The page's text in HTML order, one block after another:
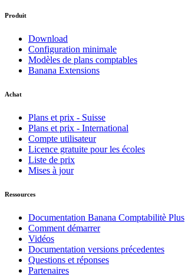
Produit
Download
Configuration minimale
Modèles de plans comptables
Banana Extensions
Achat
Plans et prix - Suisse
Plans et prix - International
Compte utilisateur
Licence gratuite pour les écoles
Liste de prix
Mises à jour
Ressources
Documentation Banana Comptabilitè Plus
Comment démarrer
Vidéos
Documentation versions précedentes
Questions et réponses
Partenaires